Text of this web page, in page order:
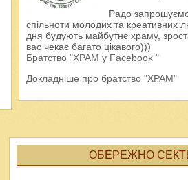
Радо
спільноти молодих та креативних
дня будують майбутнє храму,
вас чекає багато цікавого)))
Братство "ХРАМ у Facebook "
Докладніше про братство "ХРАМ"
ОБЕРЕЖНО